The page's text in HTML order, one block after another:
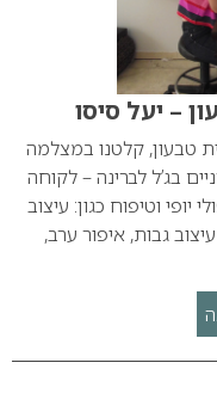
– יעל סיסו
טבעון, קלטנו במצלמה
בג’ל לברינה – לקוחה
וטיפוח כגון: עיצוב
גבות, איפור ערב,